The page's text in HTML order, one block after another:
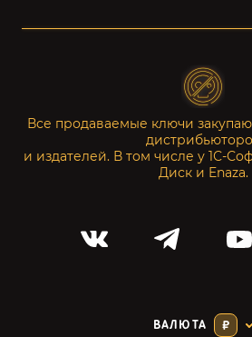
Все продаваемые ключи
и издателей. В том числе у 1С-
Диск и Enaza.
ВАЛЮТА ₽